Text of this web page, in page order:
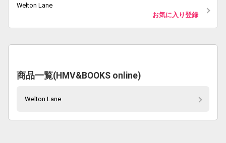
Welton Lane
お気に入り登録
商品一覧(HMV&BOOKS online)
Welton Lane